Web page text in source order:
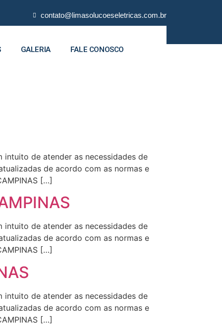
contato@limasolucoeseletricas.com.br
GALERIA FALE CONOSCO
intuito de atender as necessidades de
de acordo com as normas e
[…]
intuito de atender as necessidades de
de acordo com as normas e
[…]
intuito de atender as necessidades de
de acordo com as normas e
[…]